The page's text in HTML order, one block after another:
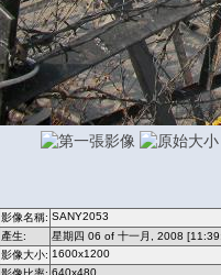
影像名稱: SANY2053
產生:
星期四 06 of 十一月, 2008
影像大小: 1600x1200